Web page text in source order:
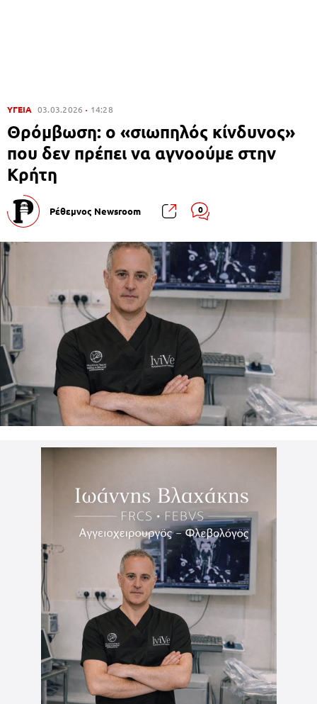
ΥΓΕΙΑ 03.03.2026 14:28
Θρόμβωση: ο «σιωπηλός κίνδυνος»
που δεν πρέπει να αγνοούμε στην
Κρήτη
Ρέθεμνος Newsroom 0